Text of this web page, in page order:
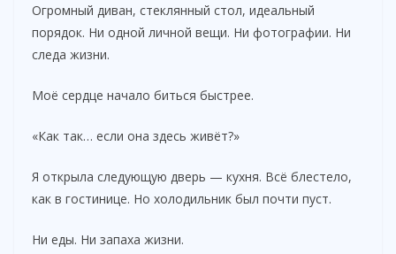
Огромный диван, стеклянный стол, идеальный
порядок. Ни одной личной вещи. Ни фотографии. Ни
следа жизни.
Моё сердце начало биться быстрее.
«Как так… если она здесь живёт?»
Я открыла следующую дверь — кухня. Всё блестело,
как в гостинице. Но холодильник был почти пуст.
Ни еды. Ни запаха жизни.